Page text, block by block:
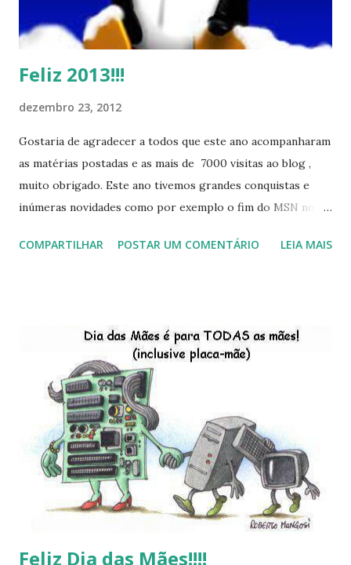
Feliz 2013!!!
dezembro 23, 2012
Gostaria de agradecer a todos que este ano acompanharam
as matérias postadas e as mais de 7000 visitas ao blog ,
muito obrigado. Este ano tivemos grandes conquistas e
inúmeras novidades como por exemplo o fim do MSN no
do Kaiana que será lançada em 2013, distro nacional , a
do LibreOffice , o IX Latinoware, a Microsoft boicotando o
Linux (como sempre), o lançamento do Windows 8 e a sua
baixa taxa de adesão pelos usuários, entre out ros. Gostaria
de desejar a todos Boas Festas e que em 2013 possamos
estar juntos novamente. Feliz Natal!!!! F eli z 2013 a todos!!!
COMPARTILHAR POSTAR UM COMENTÁRIO LEIA MAIS
Feliz Dia das Mães!!!!